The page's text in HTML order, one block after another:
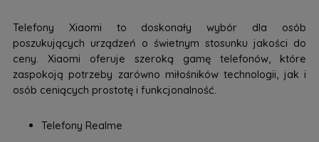
Telefony Xiaomi to doskonały wybór dla osób
poszukujących urządzeń o świetnym stosunku jakości do
ceny. Xiaomi oferuje szeroką gamę telefonów, które
zaspokoją potrzeby zarówno miłośników technologii, jak i
osób ceniących prostotę i funkcjonalność.
Telefony Realme